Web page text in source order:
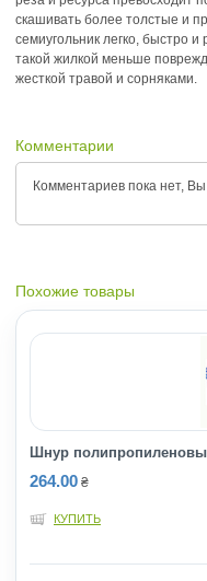
скашивать более толстые и
семиугольник легко, быстро
такой жилкой меньше
жесткой травой и сорняками.
Комментарии
Комментариев пока нет,
Похожие товары
Шнур
264.00 ₴
КУПИТЬ